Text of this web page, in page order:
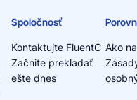
Spoločnosť
Kontaktujte FluentC
Začnite prekladať
ešte dnes
Ako